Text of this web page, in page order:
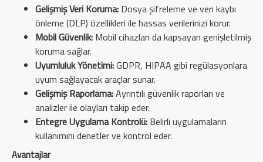
Gelişmiş Veri Koruma: Dosya şifreleme ve veri kaybı
önleme (DLP) özellikleri ile hassas verilerinizi korur.
Mobil Güvenlik: Mobil cihazları da kapsayan genişletilmiş
koruma sağlar.
Uyumluluk Yönetimi:GDPR, HIPAA gibi regülasyonlara
uyum sağlayacak araçlar sunar.
Gelişmiş Raporlama:Ayrıntılı güvenlik raporları ve
analizler ile olayları takip eder.
Entegre Uygulama Kontrolü: Belirli uygulamaların
kullanımını denetler ve kontrol eder.
Avantajlar